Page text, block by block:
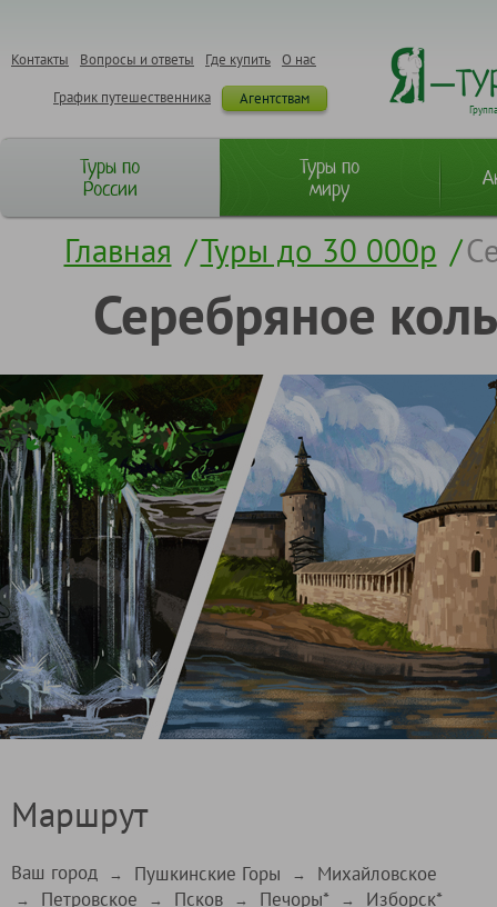
О нас
Где купить
Вопросы и ответы
Контакты
Агентствам
График путешественника
Туры по
России
Туры по
миру
Главная /Туры до 30 000р /
Серебряное
Маршрут
Ваш город → Пушкинские Горы → Михайловское
→ Петровское → Псков → Печоры* → Изборск*